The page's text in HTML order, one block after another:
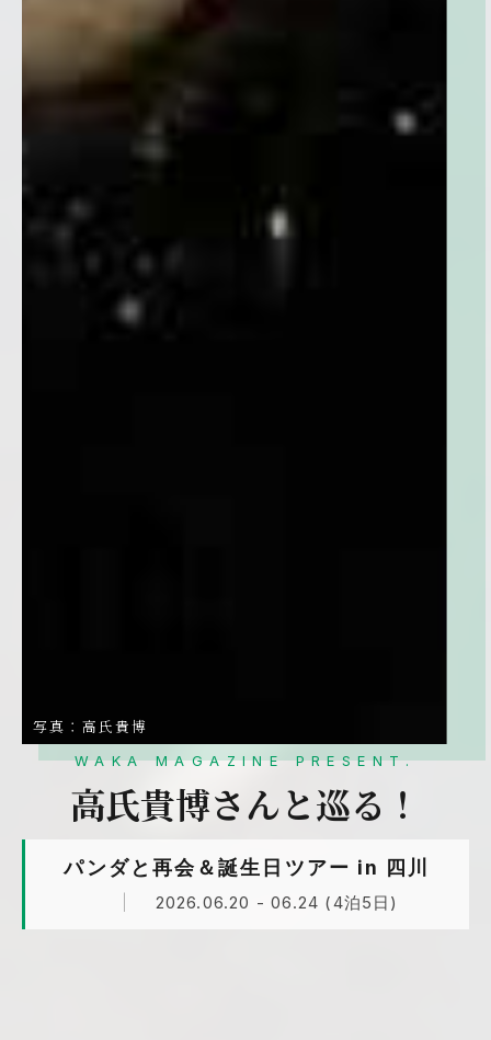
WAKA MAGAZINE PRESENT.
高氏貴博さんと巡る！
パンダと再会＆誕生日ツアー in 四川
2026.06.20 - 06.24 (4泊5日)
写真：高氏貴博